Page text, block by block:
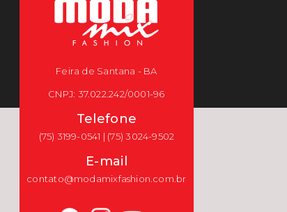
Feira de Santana - BA
CNPJ: 37.022.242/0001-96
Telefone
(75) 3199-0541 | (75) 3024-9502
E-mail
contato@modamixfashion.com.br